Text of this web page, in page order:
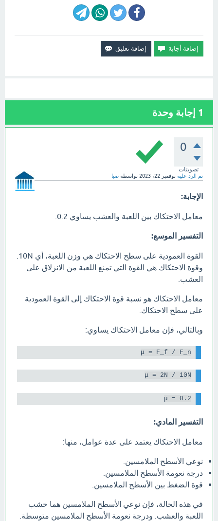
1 إجابة وحدة
0
تصويتات
تم الرد عليه نوفمبر 22، 2023 بواسطة صبا
الإجابة:
معامل الاحتكاك بين اللعبة والعشب يساوي 0.2.
التفسير الموسع:
وقوة الاحتكاك هي القوة التي تمنع اللعبة من الانزلاق على
العشب.
معامل الاحتكاك هو نسبة قوة الاحتكاك إلى القوة العمودية
على سطح الاحتكاك.
وبالتالي، فإن معامل الاحتكاك يساوي:
μ = F_f / F_n
μ = 2N / 10N
μ = 0.2
التفسير المادي:
معامل الاحتكاك يعتمد على عدة عوامل، منها:
نوعي الأسطح الملامسين.
درجة نعومة الأسطح الملامسين.
قوة الضغط بين الأسطح الملامسين.
في هذه الحالة، فإن نوعي الأسطح الملامسين هما خشب
اللعبة والعشب. ودرجة نعومة الأسطح الملامسين متوسطة.